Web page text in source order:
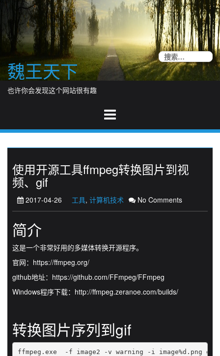
content
魏王天下
也许你会发现这个网站很有趣
搜
使用开源工具ffmpeg转换图片到视
频、gif
2017-04-26 工具, 计算机技术 No Comments
简介
这是一个非常好用的多媒体转换开源程序。
官网：https://ffmpeg.org/
github地址：https://github.com/FFmpeg/FFmpeg
Windows程序下载：http://ffmpeg.zeranoe.com/builds/
转换图片序列到gif
ffmpeg.exe  -f image2 -v warning -i image%d.png